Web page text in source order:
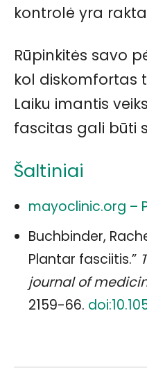
kontrolė yra
Rūpinkitės savo
kol diskomfortas
Laiku imantis
fascitas gali būti
Šaltiniai
mayoclinic.org –
Buchbinder,
Plantar fasciitis.”
journal of
2159-66.